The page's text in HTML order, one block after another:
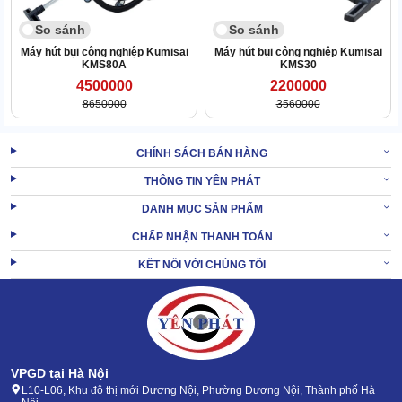
chuyên đụng
là chỉ với chiếc máy này, bạn có thể dùng cho cả bụi bẩn, nước
thải mà không gặp phải bất kỳ trở ngại nào.
Thêm nữa, đi kèmmáy hút bụi công nghiệp cho nhà xưởnglà
nhiều loại đầu hút với thiết kế thông minh. Giúp dễ dàng tiếp cận,
xử lý bụi bẩn tại nhiều vị trí, không gian.
So sánh
Máy hút bụi công nghiệp Kumisai
KMS80A
4500000
8650000
So sánh
Máy hút bụi công nghiệp Kumisai
KMS30
2200000
3560000
CHÍNH SÁCH BÁN HÀNG
THÔNG TIN YÊN PHÁT
DANH MỤC SẢN PHẨM
CHẤP NHẬN THANH TOÁN
KẾT NỐI VỚI CHÚNG TÔI
VPGD tại Hà Nội
L10-L06, Khu đô thị mới Dương Nội, Phường Dương Nội, Thành phố Hà